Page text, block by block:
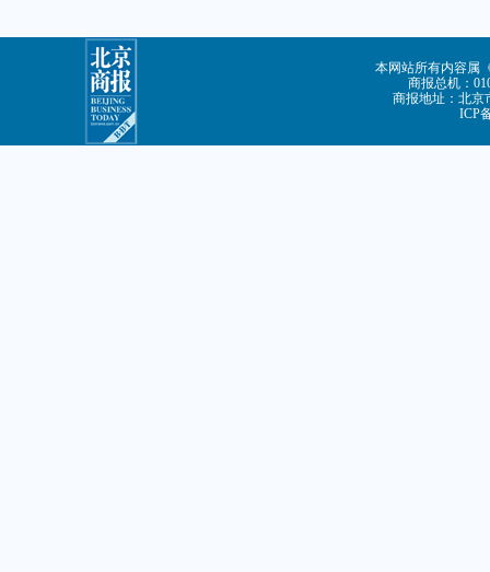
本网站所有内容属
商报总机：
商报地址：北京
ICP